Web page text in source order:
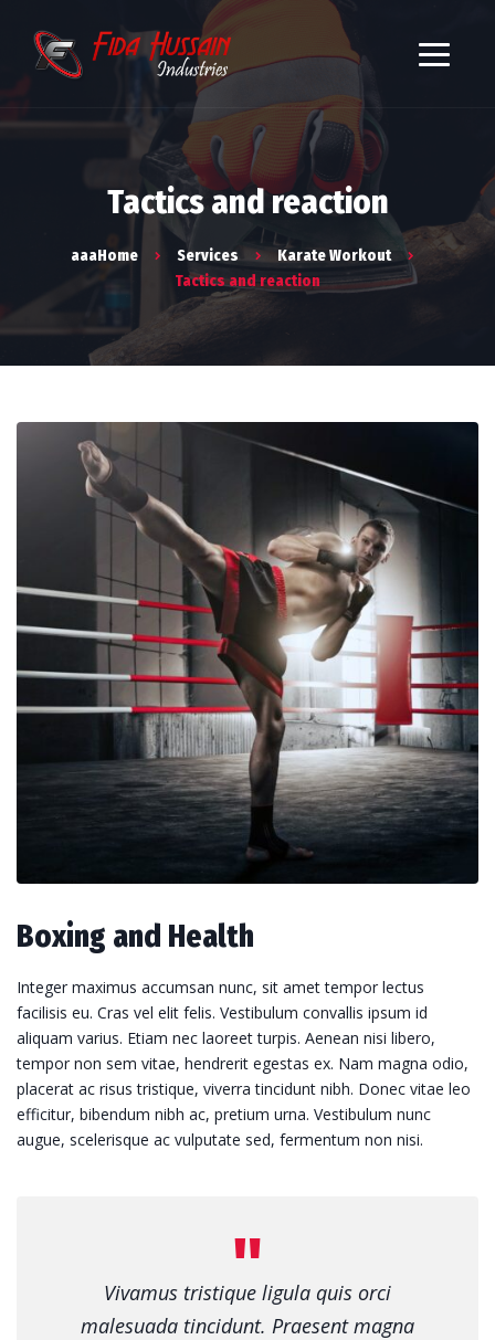
Tactics and reaction
aaaHome Services
Karate Workout
Tactics and reaction
Boxing and Health
Integer maximus accumsan nunc, sit amet tempor lectus
facilisis eu. Cras vel elit felis. Vestibulum convallis ipsum id
aliquam varius. Etiam nec laoreet turpis. Aenean nisi libero,
tempor non sem vitae, hendrerit egestas ex. Nam magna odio,
placerat ac risus tristique, viverra tincidunt nibh. Donec vitae leo
efficitur, bibendum nibh ac, pretium urna. Vestibulum nunc
augue, scelerisque ac vulputate sed, fermentum non nisi.
Vivamus tristique ligula quis orci
malesuada tincidunt. Praesent magna